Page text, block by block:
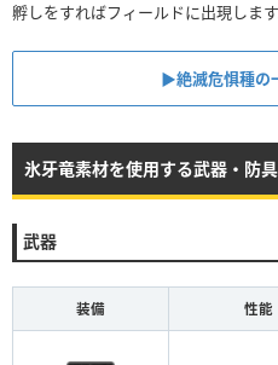
孵しをすればフィールドに出現します
▶︎絶滅危惧種の
氷牙竜素材を使用する武器・防具
武器
装備 性能